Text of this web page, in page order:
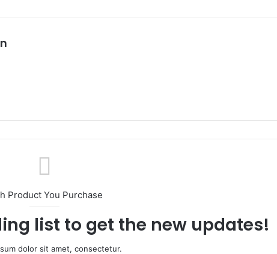
Product You Purchase
list to get the new updates!
dolor sit amet, consectetur.